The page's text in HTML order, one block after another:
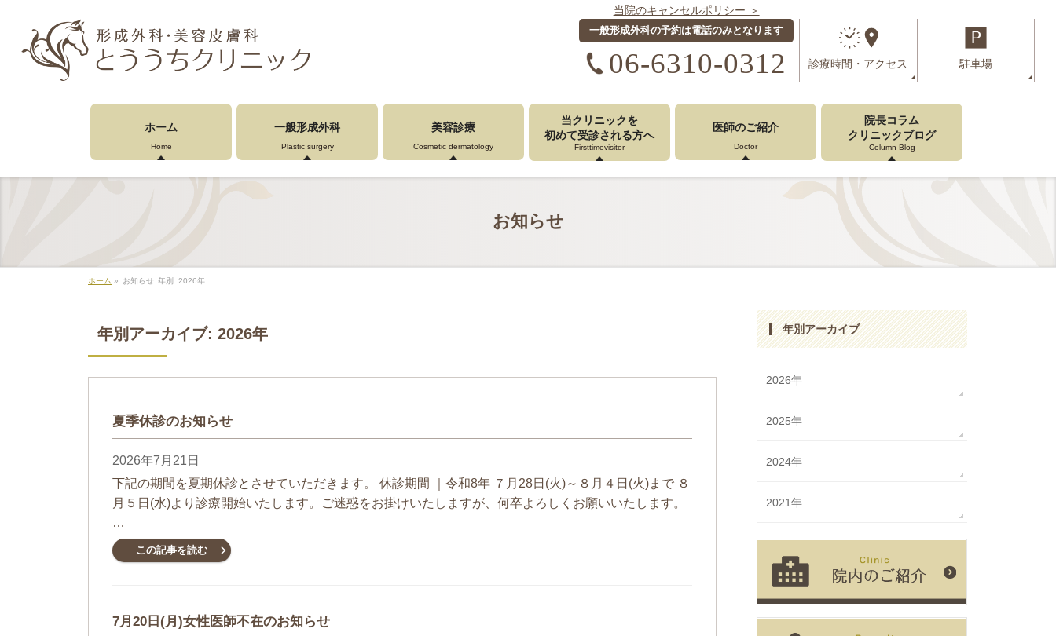
当院のキャンセルポリシー ＞
一般形成外科の予約は電話のみとなります
06-6310-0312 診療時間 ・ アクセス 駐車場
ホーム
Home
一般形成外科
Plastic surgery
美容診療
Cosmetic dermatology
当クリニックを
初めて受診される方へ
Firsttimevisitor
医師のご紹介
Doctor
院長コラム
クリニックブログ
Column Blog
お知らせ
ホーム » お知らせ 年別: 2026年
年別アーカイブ: 2026年
夏季休診のお知らせ
2026年7月21日
下記の期間を夏期休診とさせていただきます。 休診期間 ｜令和8年 ７月28日(火)～８月４日(火)まで ８
月５日(水)より診療開始いたします。ご迷惑をお掛けいたしますが、何卒よろしくお願いいたします。
…
この記事を読む
7月20日(月)女性医師不在のお知らせ
年別アーカイブ
2026年
2025年
2024年
2021年